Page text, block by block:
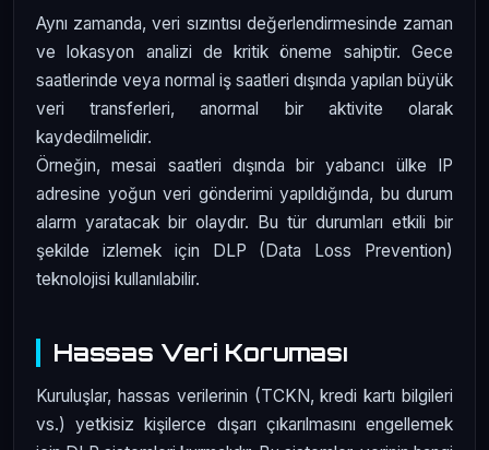
Aynı zamanda, veri sızıntısı değerlendirmesinde zaman
ve lokasyon analizi de kritik öneme sahiptir. Gece
saatlerinde veya normal iş saatleri dışında yapılan büyük
veri transferleri, anormal bir aktivite olarak
kaydedilmelidir.
Örneğin, mesai saatleri dışında bir yabancı ülke IP
adresine yoğun veri gönderimi yapıldığında, bu durum
alarm yaratacak bir olaydır. Bu tür durumları etkili bir
şekilde izlemek için DLP (Data Loss Prevention)
teknolojisi kullanılabilir.
Hassas Veri Koruması
Kuruluşlar, hassas verilerinin (TCKN, kredi kartı bilgileri
vs.) yetkisiz kişilerce dışarı çıkarılmasını engellemek